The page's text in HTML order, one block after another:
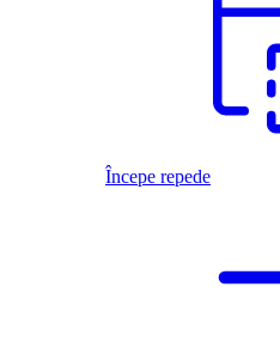
Începe repede